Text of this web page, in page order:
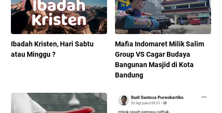
Ibadah Kristen, Hari Sabtu
atau Minggu ?
Mafia Indomaret Milik Salim
Group VS Cagar Budaya
Bangunan Masjid di Kota
Bandung